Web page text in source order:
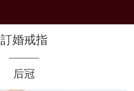
訂婚戒指
后冠